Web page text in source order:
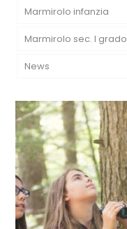
Marmirolo infanzia
Marmirolo sec. I grado
News